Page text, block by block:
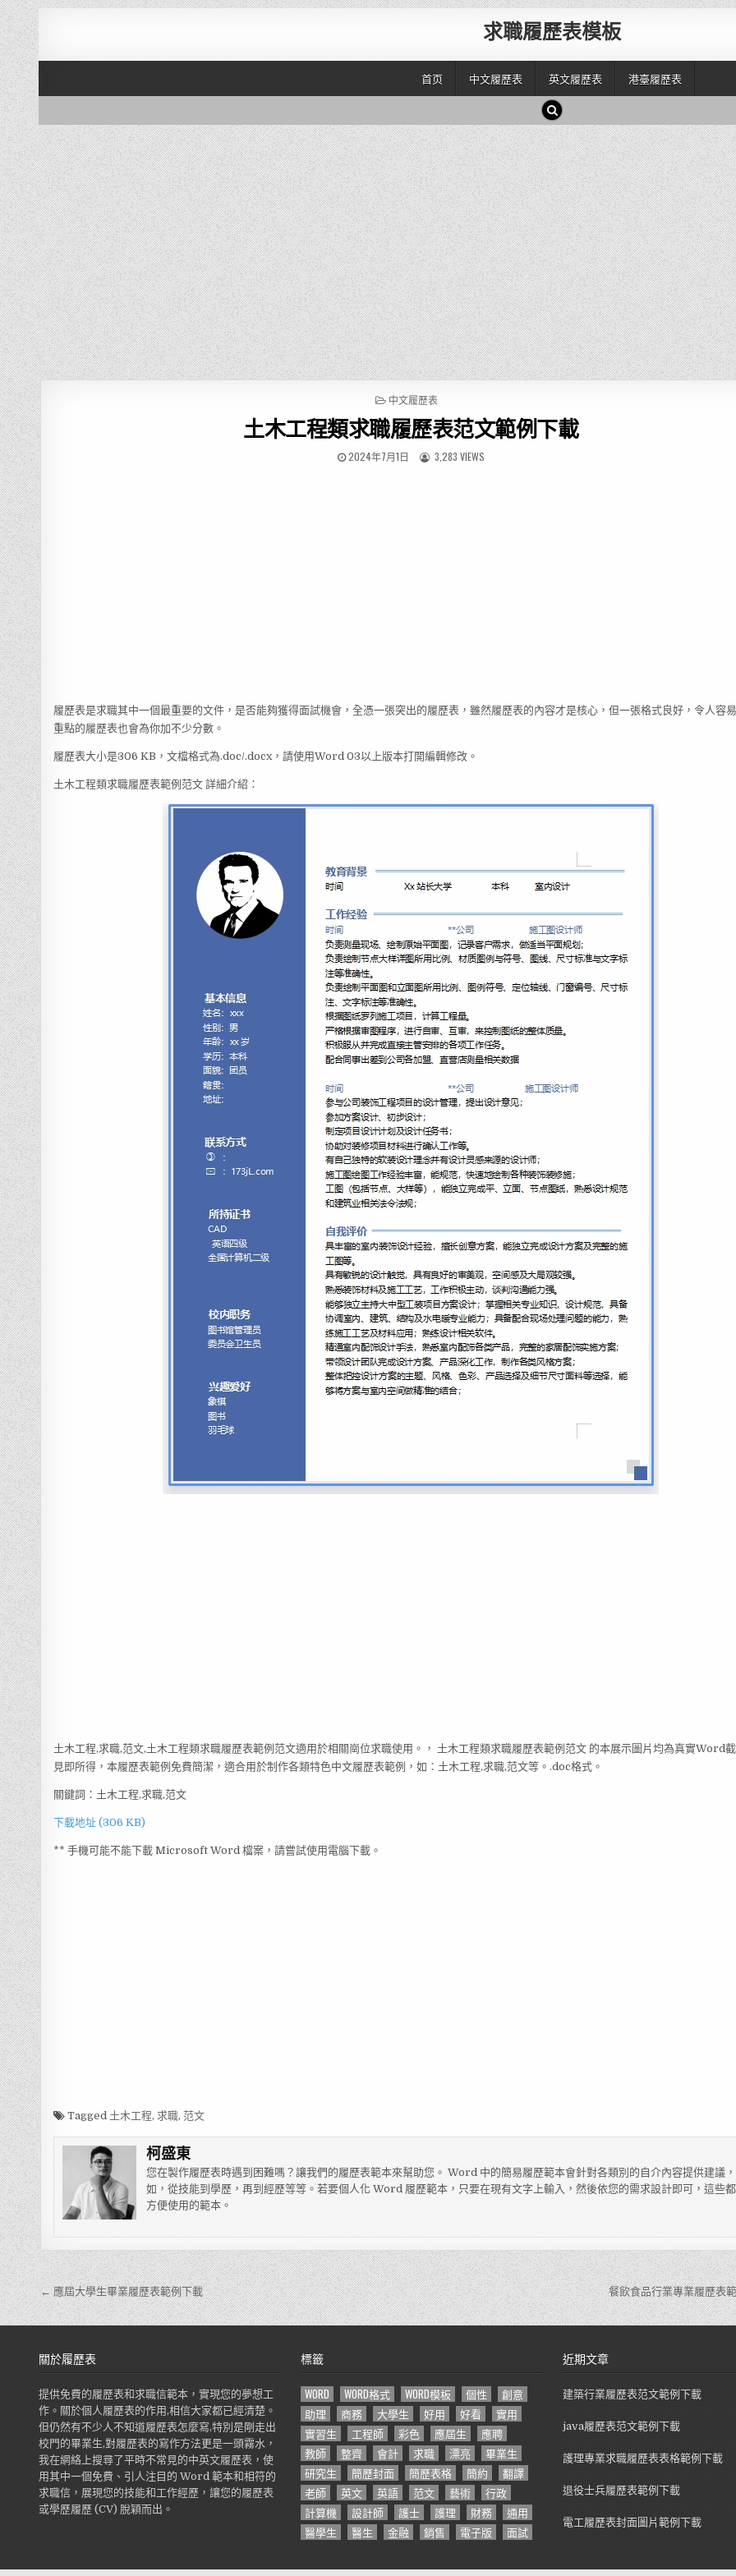
求職履歷表模板
首页 中文履歷表 英文履歷表 港臺履歷表
P
S
T
E
中文履歷表
土木工程類求職履歷表范文範例下載
2024年7月1日 3,283 VIEWS
履歷表是求職其中一個最重要的文件，是否能夠獲得面試機會，全憑一張突出的履歷表，雖然履歷表的內容才是核心，但一張格式良好，令人容
重點的履歷表也會為你加不少分數。
履歷表大小是306 KB，文檔格式為.doc/.docx，請使用Word 03以上版本打開編輯修改。
土木工程類求職履歷表範例范文 詳細介紹：
土木工程,求職,范文,土木工程類求職履歷表範例范文適用於相關崗位求職使用。， 土木工程類求職履歷表範例范文 的本展示圖片均為真實Word
見即所得，本履歷表範例免費簡潔，適合用於制作各類特色中文履歷表範例，如：土木工程,求職,范文等。.doc格式。
關鍵詞：土木工程,求職,范文
下載地址 (306 KB)
** 手機可能不能下載 Microsoft Word 檔案，請嘗試使用電腦下載。
Tagged 土木工程,求職,范文
柯盛東
您在製作履歷表時遇到困難嗎？讓我們的履歷表範本來幫助您。 Word 中的簡易履歷範本會針對各類別的自介內容提供建議
如，從技能到學歷，再到經歷等等。若要個人化 Word 履歷範本，只要在現有文字上輸入，然後依您的需求設計即可，這些
方便使用的範本。
文
章
導
覽
← 應屆大學生畢業履歷表範例下載 餐飲食品行業專業履歷表
關於履歷表
提供免費的履歷表和求職信範本，實現您的夢想工
作。關於個人履歷表的作用,相信大家都已經清楚。
但仍然有不少人不知道履歷表怎麼寫,特別是剛走出
校門的畢業生,對履歷表的寫作方法更是一頭霧水，
我在網絡上搜尋了平時不常見的中英文履歷表，使
用其中一個免費、引人注目的 Word 範本和相符的
求職信，展現您的技能和工作經歷，讓您的履歷表
或學歷履歷 (CV) 脫穎而出。
標籤
WORD WORD格式 WORD模板 個性
創意
助理
商務 大學生 好用 好看
實用
實習生
工程師 彩色 應屆生
應聘
教師
整齊 會計 求職 漂亮
畢業生
研究生
簡歷封面 簡歷表格 簡約
翻譯
老師
英文 英語 范文 藝術
行政
計算機
設計師 護士 護理 財務
通用
醫學生
醫生 金融 銷售 電子版 面試
近期文章
建築行業履歷表范文範例下載
java履歷表范文範例下載
護理專業求職履歷表表格範例下載
退役士兵履歷表範例下載
電工履歷表封面圖片範例下載